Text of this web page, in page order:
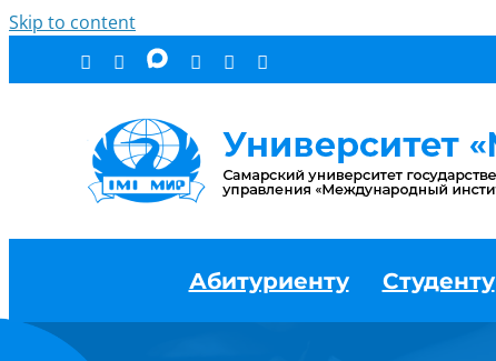
Skip to content
Абитуриенту Студенту